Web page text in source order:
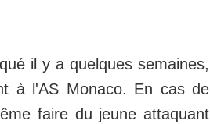
il y a quelques semaines,
à l'AS Monaco. En cas de
faire du jeune attaquant